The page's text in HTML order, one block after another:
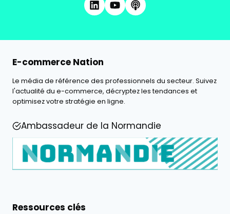
E-commerce Nation
Le média de référence des professionnels du secteur. Suivez
l'actualité du e-commerce, décryptez les tendances et
optimisez votre stratégie en ligne.
Ambassadeur de la Normandie
Ressources clés